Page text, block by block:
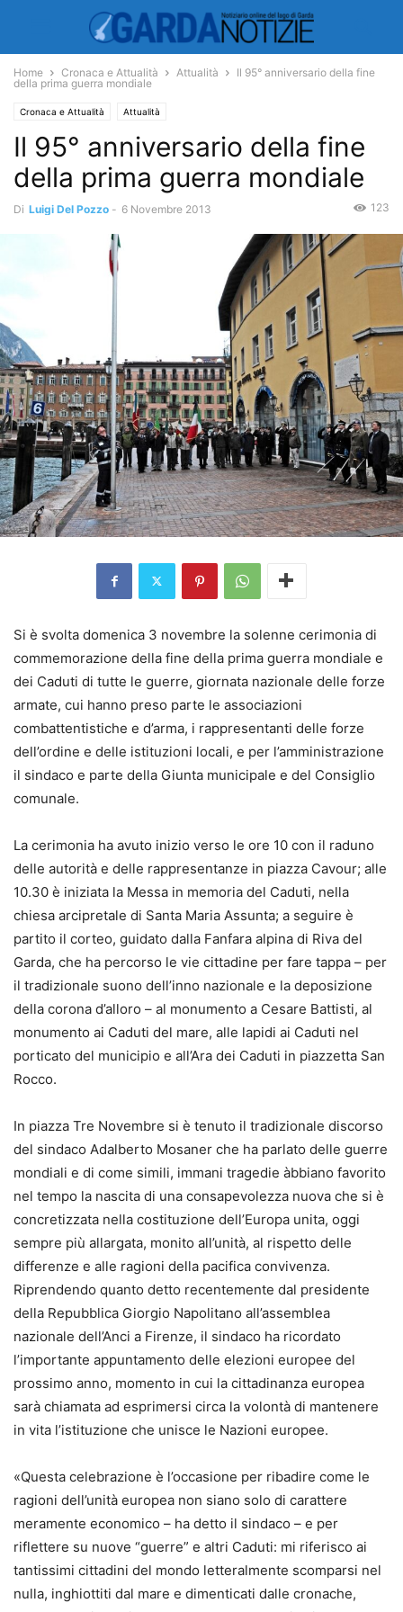
Home Cronaca e Attualità Attualità
Il 95° anniversario della fine
della prima guerra mondiale
Cronaca e Attualità Attualità
Il 95° anniversario della fine
della prima guerra mondiale
Di Luigi Del Pozzo - 6 Novembre 2013 123
Si è svolta domenica 3 novembre la solenne cerimonia di
commemorazione della fine della prima guerra mondiale e
dei Caduti di tutte le guerre, giornata nazionale delle forze
armate, cui hanno preso parte le associazioni
combattentistiche e d’arma, i rappresentanti delle forze
dell’ordine e delle istituzioni locali, e per l’amministrazione
il sindaco e parte della Giunta municipale e del Consiglio
comunale.
La cerimonia ha avuto inizio verso le ore 10 con il raduno
delle autorità e delle rappresentanze in piazza Cavour; alle
10.30 è iniziata la Messa in memoria del Caduti, nella
chiesa arcipretale di Santa Maria Assunta; a seguire è
partito il corteo, guidato dalla Fanfara alpina di Riva del
Garda, che ha percorso le vie cittadine per fare tappa – per
il tradizionale suono dell’inno nazionale e la deposizione
della corona d’alloro – al monumento a Cesare Battisti, al
monumento ai Caduti del mare, alle lapidi ai Caduti nel
porticato del municipio e all’Ara dei Caduti in piazzetta San
Rocco.
In piazza Tre Novembre si è tenuto il tradizionale discorso
del sindaco Adalberto Mosaner che ha parlato delle guerre
mondiali e di come simili, immani tragedie àbbiano favorito
nel tempo la nascita di una consapevolezza nuova che si è
concretizzata nella costituzione dell’Europa unita, oggi
sempre più allargata, monito all’unità, al rispetto delle
differenze e alle ragioni della pacifica convivenza.
Riprendendo quanto detto recentemente dal presidente
della Repubblica Giorgio Napolitano all’assemblea
nazionale dell’Anci a Firenze, il sindaco ha ricordato
l’importante appuntamento delle elezioni europee del
prossimo anno, momento in cui la cittadinanza europea
sarà chiamata ad esprimersi circa la volontà di mantenere
in vita l’istituzione che unisce le Nazioni europee.
«Questa celebrazione è l’occasione per ribadire come le
ragioni dell’unità europea non siano solo di carattere
meramente economico – ha detto il sindaco – e per
riflettere su nuove “guerre” e altri Caduti: mi riferisco ai
tantissimi cittadini del mondo letteralmente scomparsi nel
nulla, inghiottiti dal mare e dimenticati dalle cronache,